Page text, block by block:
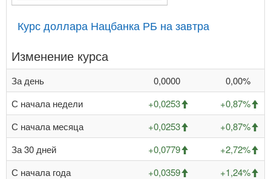
Курс доллара Нацбанка РБ на завтра
Изменение курса
За день 0,0000
0,00%
С начала недели
+0,0253
+0,87%
С начала месяца
+0,0253
+0,87%
За 30 дней
+0,0779
+2,72%
С начала года
+0,0359 +1,24%